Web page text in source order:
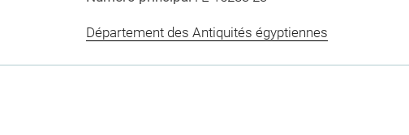
Département des Antiquités égyptiennes